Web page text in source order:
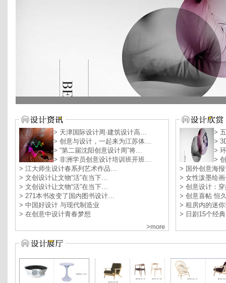
> 天津国际设计周·建筑设计高…
> 创意与设计，一起来为江苏体…
> “第二届沈阳创意设计周”将…
> 非洲学员创意设计培训班开班…
> 江大师生设计春系列艺术作品…
> 文创设计让文物“活”在当下…
> 文创设计让文物“活”在当下…
> 271本书改变了国内图书设计…
> 中国好设计 与现代制造业
> 在创意中设计青春梦想
>more
>
>
>
>
> 国外创意海
> 女性泼墨绘
> 创意设计：
> 创意喜帖 恒
> 租房内的迷
> 日剧15个经